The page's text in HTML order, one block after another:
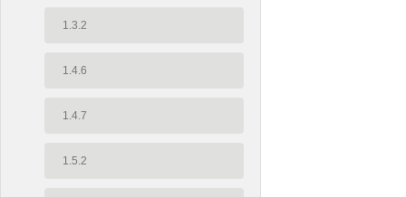
1.3.2
1.4.6
1.4.7
1.5.2